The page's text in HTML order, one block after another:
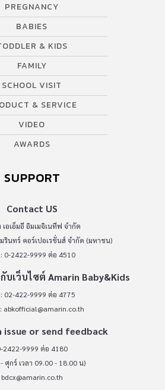
PREGNANCY
BABIES
& KIDS
FAMILY
SCHOOL VISIT
& SERVICE
VIDEO
AWARDS
SUPPORT
Contact US
อเอ็มอี อิมเมจิเนทีฟ จำกัด
รินทร์ คอร์เปอเรชั่นส์ จำกัด (มหาชน)
0-2422-9999 ต่อ 4510
เว็บไซต์ Amarin Baby&Kids
02-422-9999 ต่อ 4775
abkofficial@amarin.co.th
issue or send feedback
2422-9999 ต่อ 4180
ศุกร์ เวลา 09.00 - 18.00 น)
bdcx@amarin.co.th